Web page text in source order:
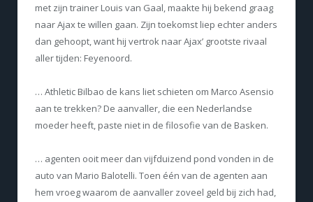
met zijn trainer Louis van Gaal, maakte hij bekend graag
naar Ajax te willen gaan. Zijn toekomst liep echter anders
dan gehoopt, want hij vertrok naar Ajax’ grootste rivaal
aller tijden: Feyenoord.
… Athletic Bilbao de kans liet schieten om Marco Asensio
aan te trekken? De aanvaller, die een Nederlandse
moeder heeft, paste niet in de filosofie van de Basken.
… agenten ooit meer dan vijfduizend pond vonden in de
auto van Mario Balotelli. Toen één van de agenten aan
hem vroeg waarom de aanvaller zoveel geld bij zich had,